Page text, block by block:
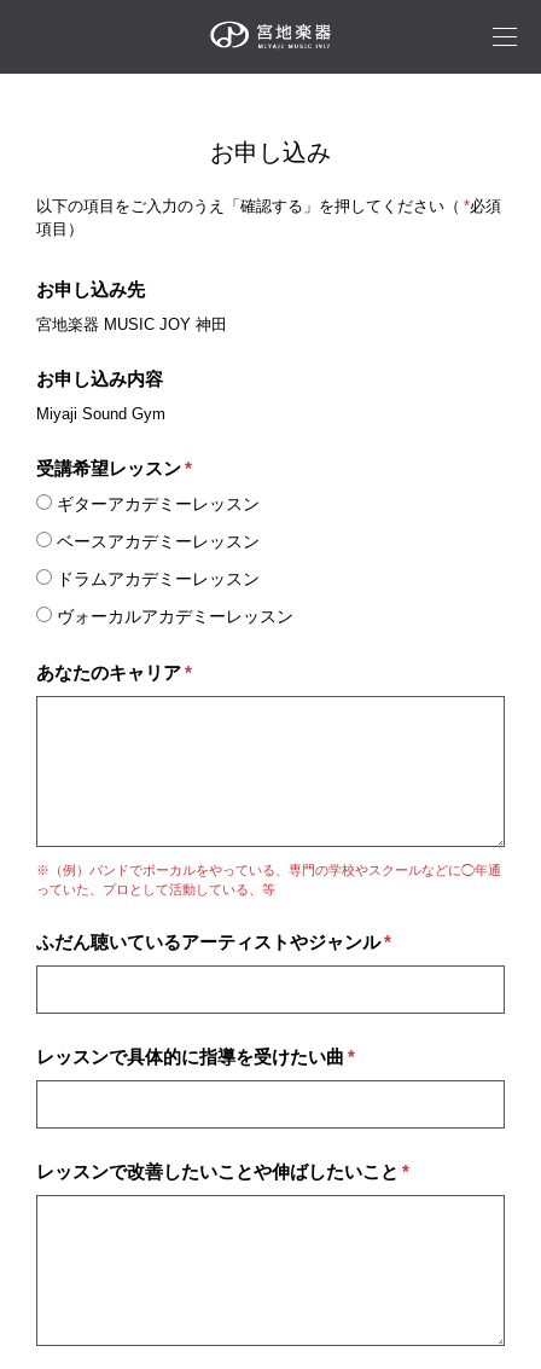
お申し込み
以下の項目をご入力のうえ「確認する」を押してください（ *必須
項目）
お申し込み先
宮地楽器 MUSIC JOY 神田
お申し込み内容
Miyaji Sound Gym
受講希望レッスン*
ギターアカデミーレッスン
ベースアカデミーレッスン
ドラムアカデミーレッスン
ヴォーカルアカデミーレッスン
あなたのキャリア*
※（例）バンドでボーカルをやっている、専門の学校やスクールなどに◯年通
っていた、プロとして活動している、等
ふだん聴いているアーティストやジャンル*
レッスンで具体的に指導を受けたい曲 *
レッスンで改善したいことや伸ばしたいこと *